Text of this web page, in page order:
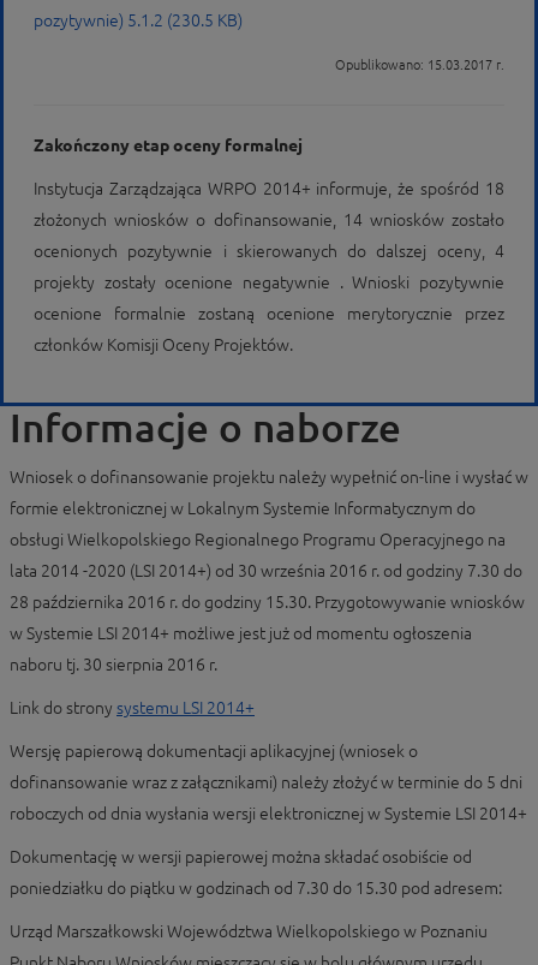
pozytywnie) 5.1.2 (230.5 KB)
Opublikowano: 15.03.2017 r.
Zakończony etap oceny formalnej
Instytucja Zarządzająca WRPO 2014+ informuje, że spośród 18
złożonych wniosków o dofinansowanie, 14 wniosków zostało
ocenionych pozytywnie i skierowanych do dalszej oceny, 4
projekty zostały ocenione negatywnie . Wnioski pozytywnie
ocenione formalnie zostaną ocenione merytorycznie przez
członków Komisji Oceny Projektów.
Informacje o naborze
Wniosek o dofinansowanie projektu należy wypełnić on-line i wysłać w
formie elektronicznej w Lokalnym Systemie Informatycznym do
obsługi Wielkopolskiego Regionalnego Programu Operacyjnego na
lata 2014 -2020 (LSI 2014+) od 30 września 2016 r. od godziny 7.30 do
28 października 2016 r. do godziny 15.30. Przygotowywanie wniosków
w Systemie LSI 2014+ możliwe jest już od momentu ogłoszenia
naboru tj. 30 sierpnia 2016 r.
Link do strony systemu LSI 2014+
Wersję papierową dokumentacji aplikacyjnej (wniosek o
dofinansowanie wraz z załącznikami) należy złożyć w terminie do 5 dni
roboczych od dnia wysłania wersji elektronicznej w Systemie LSI 2014+
Dokumentację w wersji papierowej można składać osobiście od
poniedziałku do piątku w godzinach od 7.30 do 15.30 pod adresem:
Urząd Marszałkowski Województwa Wielkopolskiego w Poznaniu